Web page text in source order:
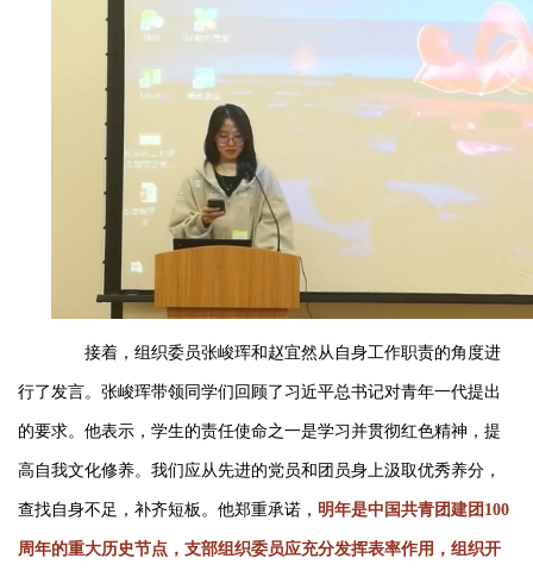
接着，组织委员张峻珲和赵宜然从自身工作职责的角度进
行了发言。张峻珲带领同学们回顾了习近平总书记对青年一代提出
的要求。他表示，学生的责任使命之一是学习并贯彻红色精神，提
高自我文化修养。我们应从先进的党员和团员身上汲取优秀养分，
查找自身不足，补齐短板。他郑重承诺， 明年是中国共青团建团100
周年的重大历史节点，支部组织委员应充分发挥表率作用，组织开